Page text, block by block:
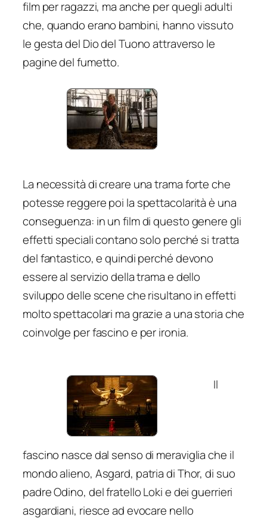
film per ragazzi, ma anche per quegli adulti
che, quando erano bambini, hanno vissuto
le gesta del Dio del Tuono attraverso le
pagine del fumetto.
La necessità di creare una trama forte che
potesse reggere poi la spettacolarità è una
conseguenza: in un film di questo genere gli
effetti speciali contano solo perché si tratta
del fantastico, e quindi perché devono
essere al servizio della trama e dello
sviluppo delle scene che risultano in effetti
molto spettacolari ma grazie a una storia che
coinvolge per fascino e per ironia.
Il
fascino nasce dal senso di meraviglia che il
mondo alieno, Asgard, patria di Thor, di suo
padre Odino, del fratello Loki e dei guerrieri
asgardiani, riesce ad evocare nello